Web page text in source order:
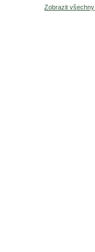
Zobrazit